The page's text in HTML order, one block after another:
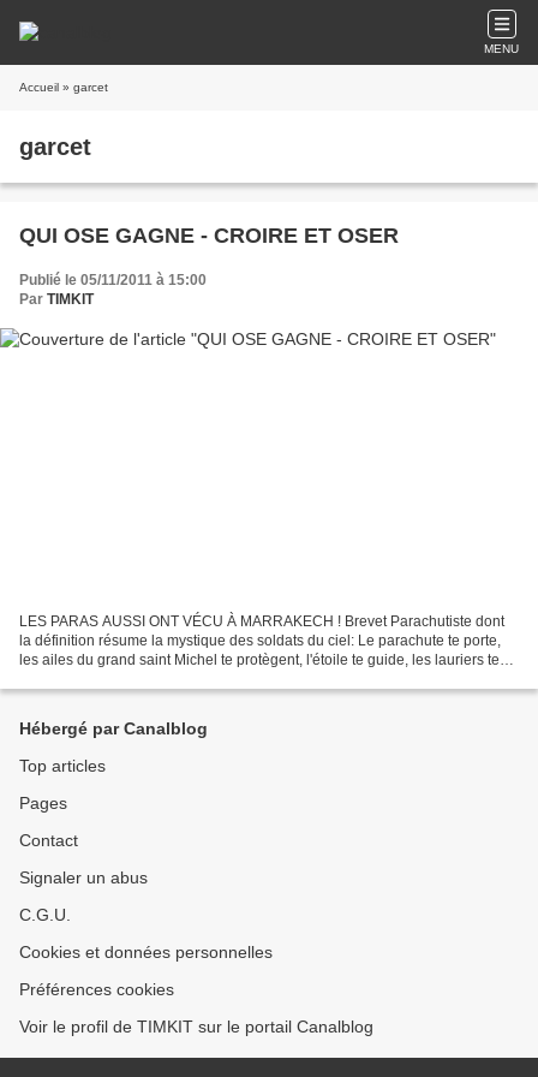
MENU
Accueil » garcet
garcet
QUI OSE GAGNE - CROIRE ET OSER
Publié le 05/11/2011 à 15:00
Par TIMKIT
LES PARAS AUSSI ONT VÉCU À MARRAKECH ! Brevet Parachutiste dont
la définition résume la mystique des soldats du ciel: Le parachute te porte,
les ailes du grand saint Michel te protègent, l'étoile te guide, les lauriers te
Hébergé par Canalblog
Top articles
Pages
Contact
Signaler un abus
C.G.U.
Cookies et données personnelles
Préférences cookies
Voir le profil de TIMKIT sur le portail Canalblog